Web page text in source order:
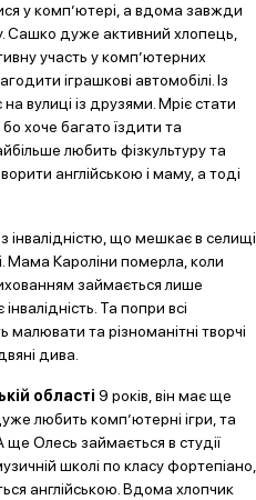
у комп’ютері, а вдома завжди
Сашко дуже активний хлопець,
участь у комп’ютерних
іграшкові автомобілі. Із
вулиці із друзями. Мріє стати
хоче багато їздити та
любить фізкультуру та
англійською і маму, а тоді
з інвалідністю, що мешкає в селищі
Мама Кароліни померла, коли
займається лише
Та попри всі
та різноманітні творчі
дива.
області 9 років, він має ще
любить комп’ютерні ігри, та
ще Олесь займається в студії
школі по класу фортепіано,
англійською. Вдома хлопчик